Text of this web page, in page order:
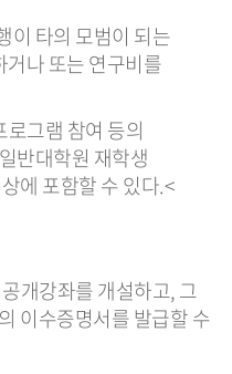
타의 모범이 되는
나 또는 연구비를
그램 참여 등의
반대학원 재학생
에 포함할 수 있다.<
개강좌를 개설하고, 그
이수증명서를 발급할 수